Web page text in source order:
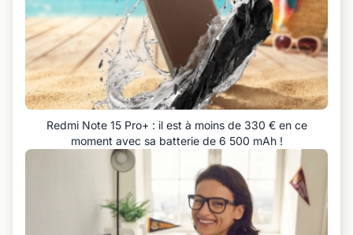
Redmi Note 15 Pro+ : il est à moins de 330 € en ce
moment avec sa batterie de 6 500 mAh !